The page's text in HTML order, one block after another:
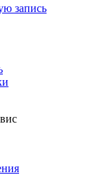
запись